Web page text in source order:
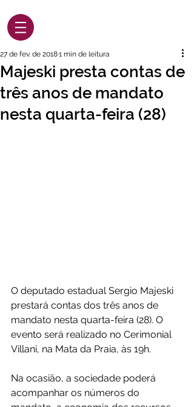
Majeski presta contas de
três anos de mandato
nesta quarta-feira (28)
27 de fev. de 20181 min de leitura
O deputado estadual Sergio Majeski
prestará contas dos três anos de
mandato nesta quarta-feira (28). O
evento será realizado no Cerimonial
Villani, na Mata da Praia, às 19h.
Na ocasião, a sociedade poderá
acompanhar os números do